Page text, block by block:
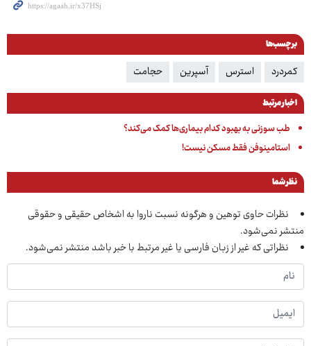
برچسب‌ها
کمردرد استرس آسپرین حجامت
اخبار مرتبط
طب سوزنی به بهبود کدام بیماری‌ها کمک می‌کند؟
استامینوفن فقط مسکن نیست!
نظر شما
نظرات حاوی توهین و هرگونه نسبت ناروا به اشخاص حقیقی و حقوقی
منتشر نمی‌شود.
نظراتی که غیر از زبان فارسی یا غیر مرتبط با خبر باشد منتشر نمی‌شود.